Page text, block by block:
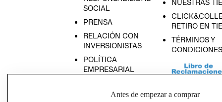
SOCIAL
PRENSA
RELACIÓN CON
INVERSIONISTAS
POLÍTICA
EMPRESARIAL
NUESTRAS
RETIRO EN
TÉRMINOS Y
CONDICIONES
Antes de empezar a comprar